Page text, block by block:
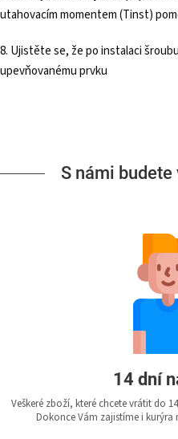
utahovacím momentem (Tinst)
8. Ujistěte se, že po instalaci
upevňovanému prvku
S námi
14 dní
Veškeré zboží, které chcete vrátit do
Dokonce Vám zajistíme i